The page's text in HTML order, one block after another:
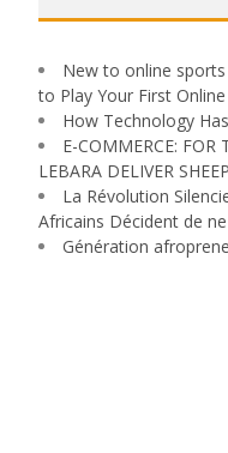
New to online
to Play Your First
How Technology
E-COMMERCE: FOR
LEBARA DELIVER
La Révolution
Africains Décident de
Génération